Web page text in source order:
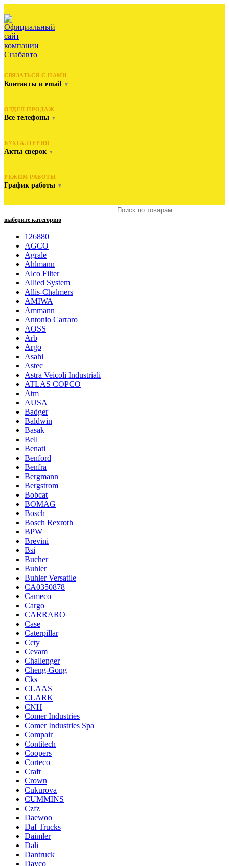
СВЯЗАТЬСЯ С НАМИ
Контакты и email ▼
ОТДЕЛ ПРОДАЖ
Все телефоны ▼
БУХГАЛТЕРИЯ
Акты сверок ▼
РЕЖИМ РАБОТЫ
График работы ▼
выберите категорию
126880
AGCO
Agrale
Ahlmann
Alco Filter
Allied System
Allis-Chalmers
AMIWA
Ammann
Antonio Carraro
AOSS
Arb
Argo
Asahi
Astec
Astra Veicoli Industriali
ATLAS COPCO
Atm
AUSA
Badger
Baldwin
Basak
Bell
Benati
Benford
Benfra
Bergmann
Bergstrom
Bobcat
BOMAG
Bosch
Bosch Rexroth
BPW
Brevini
Bsi
Bucher
Buhler
Buhler Versatile
CA0350878
Cameco
Cargo
CARRARO
Case
Caterpillar
Ccty
Cevam
Challenger
Cheng-Gong
Cks
CLAAS
CLARK
CNH
Comer Industries
Comer Industries Spa
Compair
Contitech
Coopers
Corteco
Craft
Crown
Cukurova
CUMMINS
Czfz
Daewoo
Daf Trucks
Daimler
Dali
Dantruck
Dayco